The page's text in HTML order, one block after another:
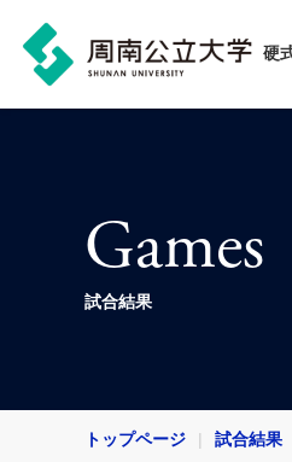
硬
Games
試合結果
トップページ 試合結果